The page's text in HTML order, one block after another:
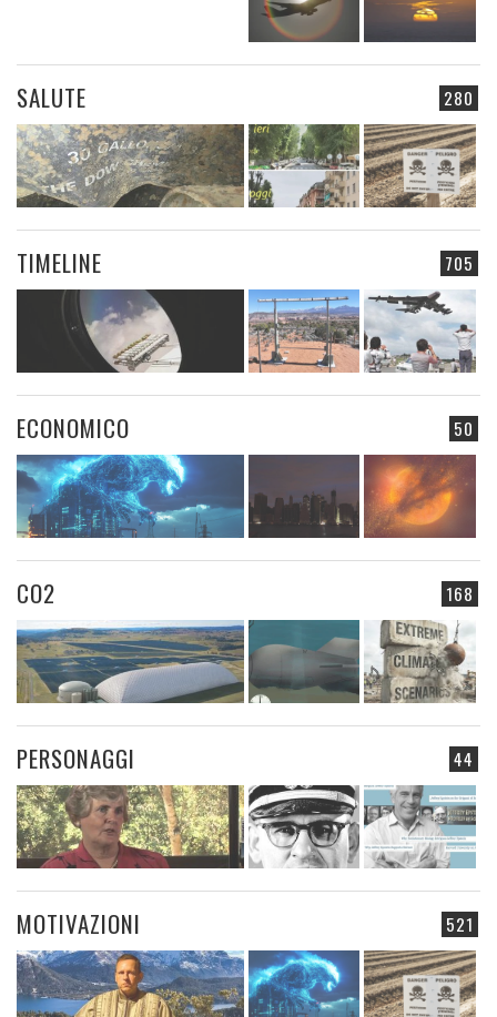
280
SALUTE
705
TIMELINE
50
ECONOMICO
168
CO2
44
PERSONAGGI
521
MOTIVAZIONI